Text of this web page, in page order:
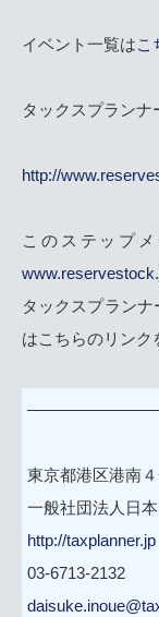
イベント一覧はこ
タックスプランナ
http://
このステップ
タックスプラン
はこちらのリンク
東京都港区港南
一般社団法人日
http://taxplanner.jp
03-6713-2132